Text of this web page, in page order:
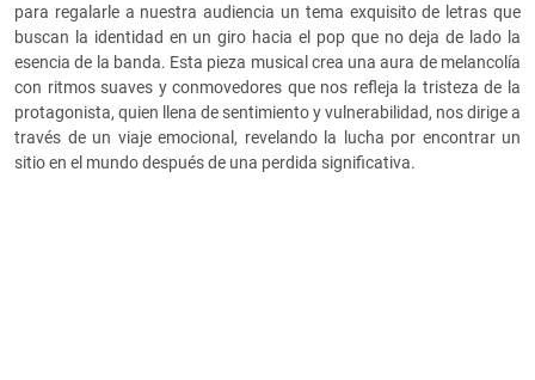
para regalarle a nuestra audiencia un tema exquisito de letras que
buscan la identidad en un giro hacia el pop que no deja de lado la
esencia de la banda. Esta pieza musical crea una aura de melancolía
con ritmos suaves y conmovedores que nos refleja la tristeza de la
protagonista, quien llena de sentimiento y vulnerabilidad, nos dirige a
través de un viaje emocional, revelando la lucha por encontrar un
sitio en el mundo después de una perdida significativa.